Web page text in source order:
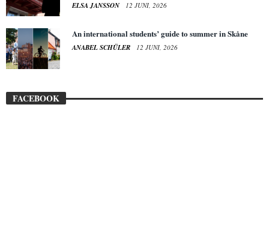
ELSA JANSSON 12 JUNI, 2026
An international students’ guide to summer in Skåne
ANABEL SCHÜLER 12 JUNI, 2026
FACEBOOK